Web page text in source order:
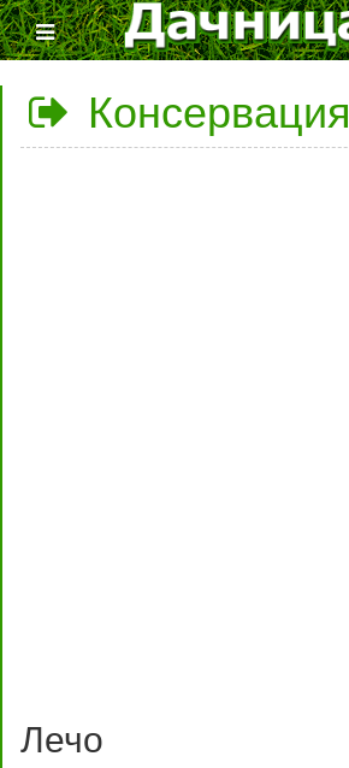
Консервация
Лечо